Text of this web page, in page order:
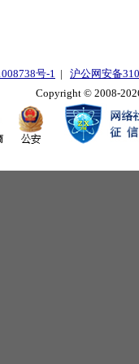
号-1 | 沪公网安备
Copyright © 2008-